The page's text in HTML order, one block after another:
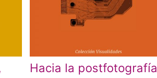
Hacia la postfotografía